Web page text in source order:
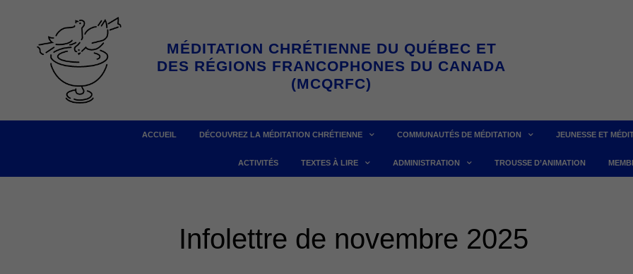
contenu
MÉDITATION CHRÉTIENNE DU QUÉBEC ET
DES RÉGIONS FRANCOPHONES DU CANADA
(MCQRFC)
ACCUEIL DÉCOUVREZ LA MÉDITATION CHRÉTIENNE COMMUNAUTÉS DE MÉDITATION JEUNESSE ET
ACTIVITÉS TEXTES À LIRE ADMINISTRATION TROUSSE D’ANIMATION
Infolettre de novembre 2025